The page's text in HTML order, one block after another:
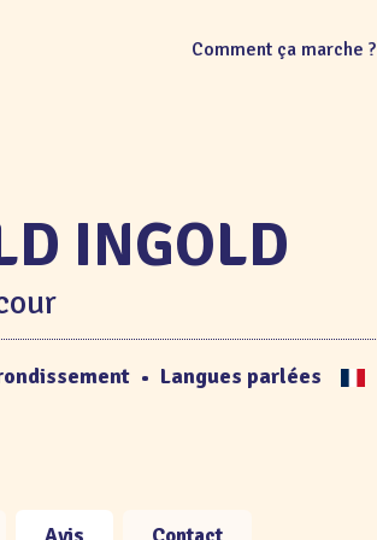
Comment ça marche ?
INGOLD
• Langues parlées